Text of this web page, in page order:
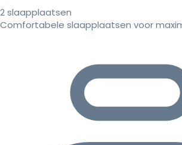
2 slaapplaatsen
Comfortabele slaapplaatsen voor